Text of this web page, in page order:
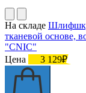
На складе
тканевой основе,
"CNIC"
Цена
3 129₽